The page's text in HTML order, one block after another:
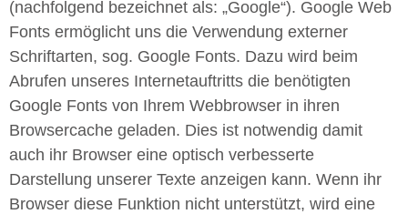
(nachfolgend bezeichnet als: „Google“). Google Web
Fonts ermöglicht uns die Verwendung externer
Schriftarten, sog. Google Fonts. Dazu wird beim
Abrufen unseres Internetauftritts die benötigten
Google Fonts von Ihrem Webbrowser in ihren
Browsercache geladen. Dies ist notwendig damit
auch ihr Browser eine optisch verbesserte
Darstellung unserer Texte anzeigen kann. Wenn ihr
Browser diese Funktion nicht unterstützt, wird eine